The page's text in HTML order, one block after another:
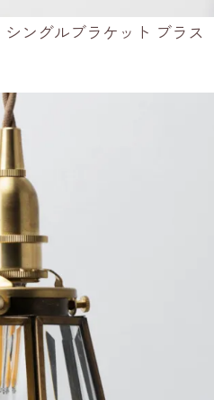
ングルブラケット ブラス